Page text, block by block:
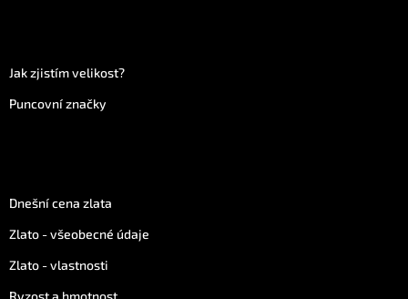
Jak zjistím velikost?
Puncovní značky
Dnešní cena zlata
Zlato - všeobecné údaje
Zlato - vlastnosti
Ryzost a hmotnost